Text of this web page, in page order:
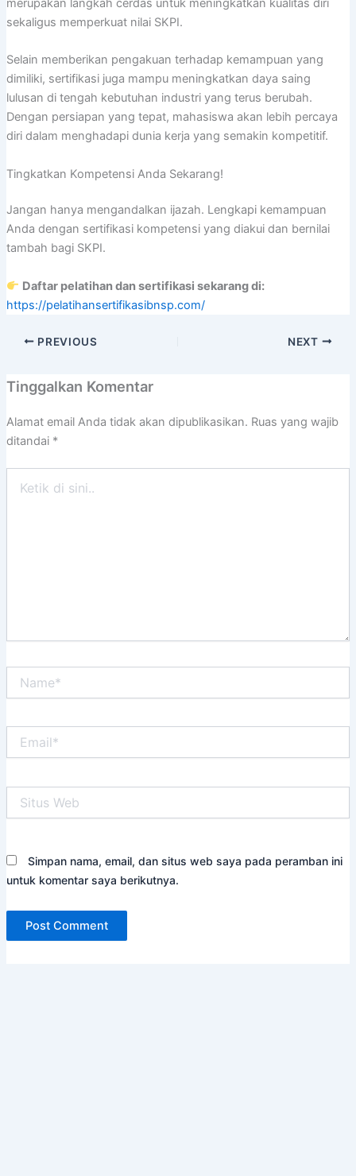
merupakan langkah cerdas untuk meningkatkan kualitas diri
sekaligus memperkuat nilai SKPI.
Selain memberikan pengakuan terhadap kemampuan yang
dimiliki, sertifikasi juga mampu meningkatkan daya saing
lulusan di tengah kebutuhan industri yang terus berubah.
Dengan persiapan yang tepat, mahasiswa akan lebih percaya
diri dalam menghadapi dunia kerja yang semakin kompetitif.
Tingkatkan Kompetensi Anda Sekarang!
Jangan hanya mengandalkan ijazah. Lengkapi kemampuan
Anda dengan sertifikasi kompetensi yang diakui dan bernilai
tambah bagi SKPI.
Daftar pelatihan dan sertifikasi sekarang di:
https://pelatihansertifikasibnsp.com/
PREVIOUS NEXT
Tinggalkan Komentar
Alamat email Anda tidak akan dipublikasikan. Ruas yang wajib
ditandai *
Web
Simpan nama, email, dan situs web saya pada peramban ini
untuk komentar saya berikutnya.